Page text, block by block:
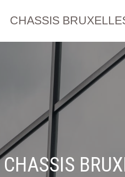
CHASSIS
CHASSIS